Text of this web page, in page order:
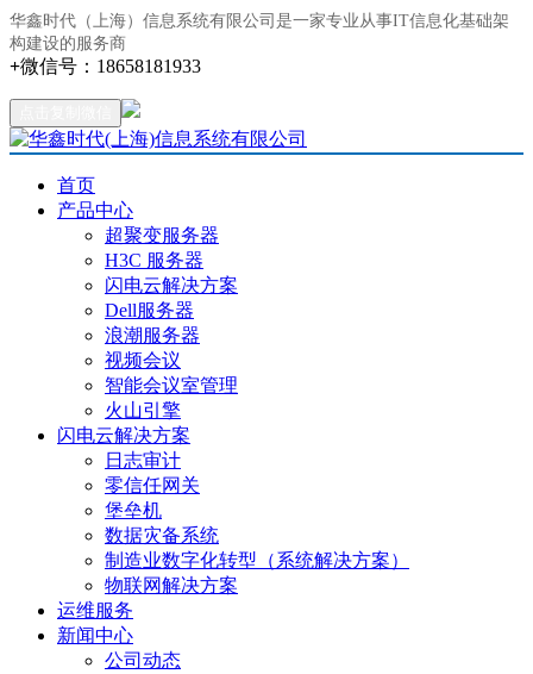
华鑫时代（上海）信息系统有限公司是一家专业从事IT信息化基础架
构建设的服务商
+微信号： 18658181933
首页
产品中心
超聚变服务器
H3C 服务器
闪电云解决方案
Dell服务器
浪潮服务器
视频会议
智能会议室管理
火山引擎
闪电云解决方案
日志审计
零信任网关
堡垒机
数据灾备系统
制造业数字化转型（系统解决方案）
物联网解决方案
运维服务
新闻中心
公司动态